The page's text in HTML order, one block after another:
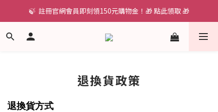
🍃  註冊官網會員即刻領150元購物金！🎁 點此領取 🎁
退換貨政策
退換貨方式